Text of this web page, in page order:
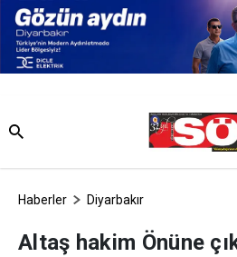
Haberler Diyarbakır
Altaş hakim Önüne